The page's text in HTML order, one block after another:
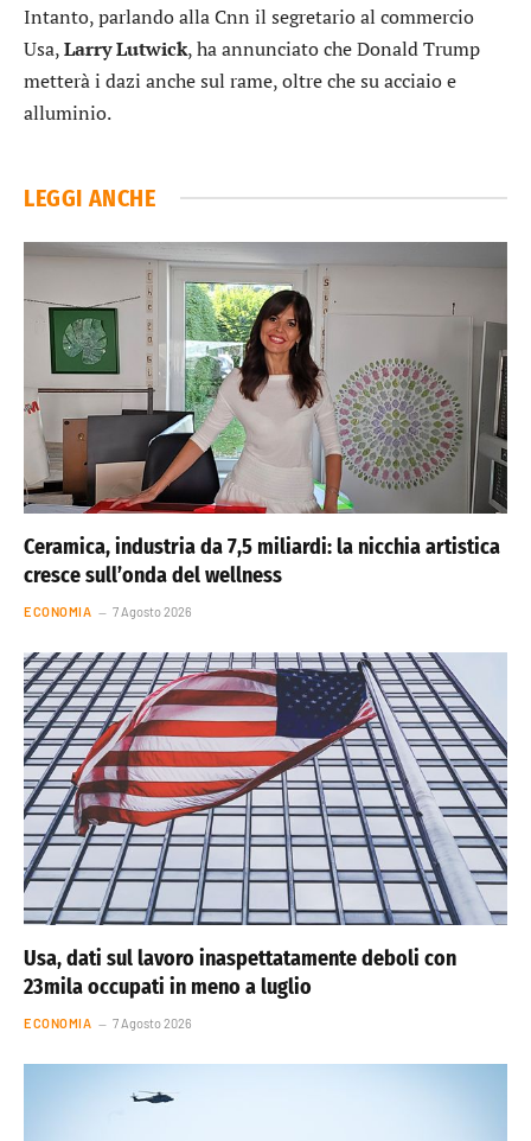
Intanto, parlando alla Cnn il segretario al commercio
Usa,LarryLutwick, ha annunciato che Donald Trump
metterà i dazi anche sul rame, oltre che su acciaio e
alluminio.
LEGGI ANCHE
Ceramica, industria da 7,5 miliardi: la nicchia artistica
cresce sull’onda del wellness
ECONOMIA 7 Agosto 2026
Usa, dati sul lavoro inaspettatamente deboli con
23mila occupati in meno a luglio
ECONOMIA 7 Agosto 2026